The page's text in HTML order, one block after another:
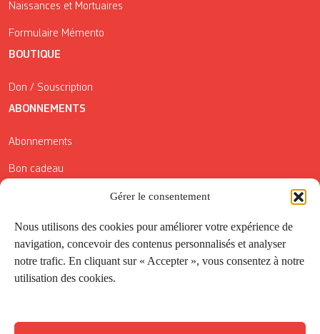
Gérer le consentement
Nous utilisons des cookies pour améliorer votre expérience de
navigation, concevoir des contenus personnalisés et analyser
notre trafic. En cliquant sur « Accepter », vous consentez à notre
utilisation des cookies.
Naissances et Mortuaires
Formulaire Mémento
BOUTIQUE
Don / Souscription
ABONNEMENTS
Abonnements
Bon cadeau
Conditions générales de vente
Réductions de la Carte Côté Courrier
Application